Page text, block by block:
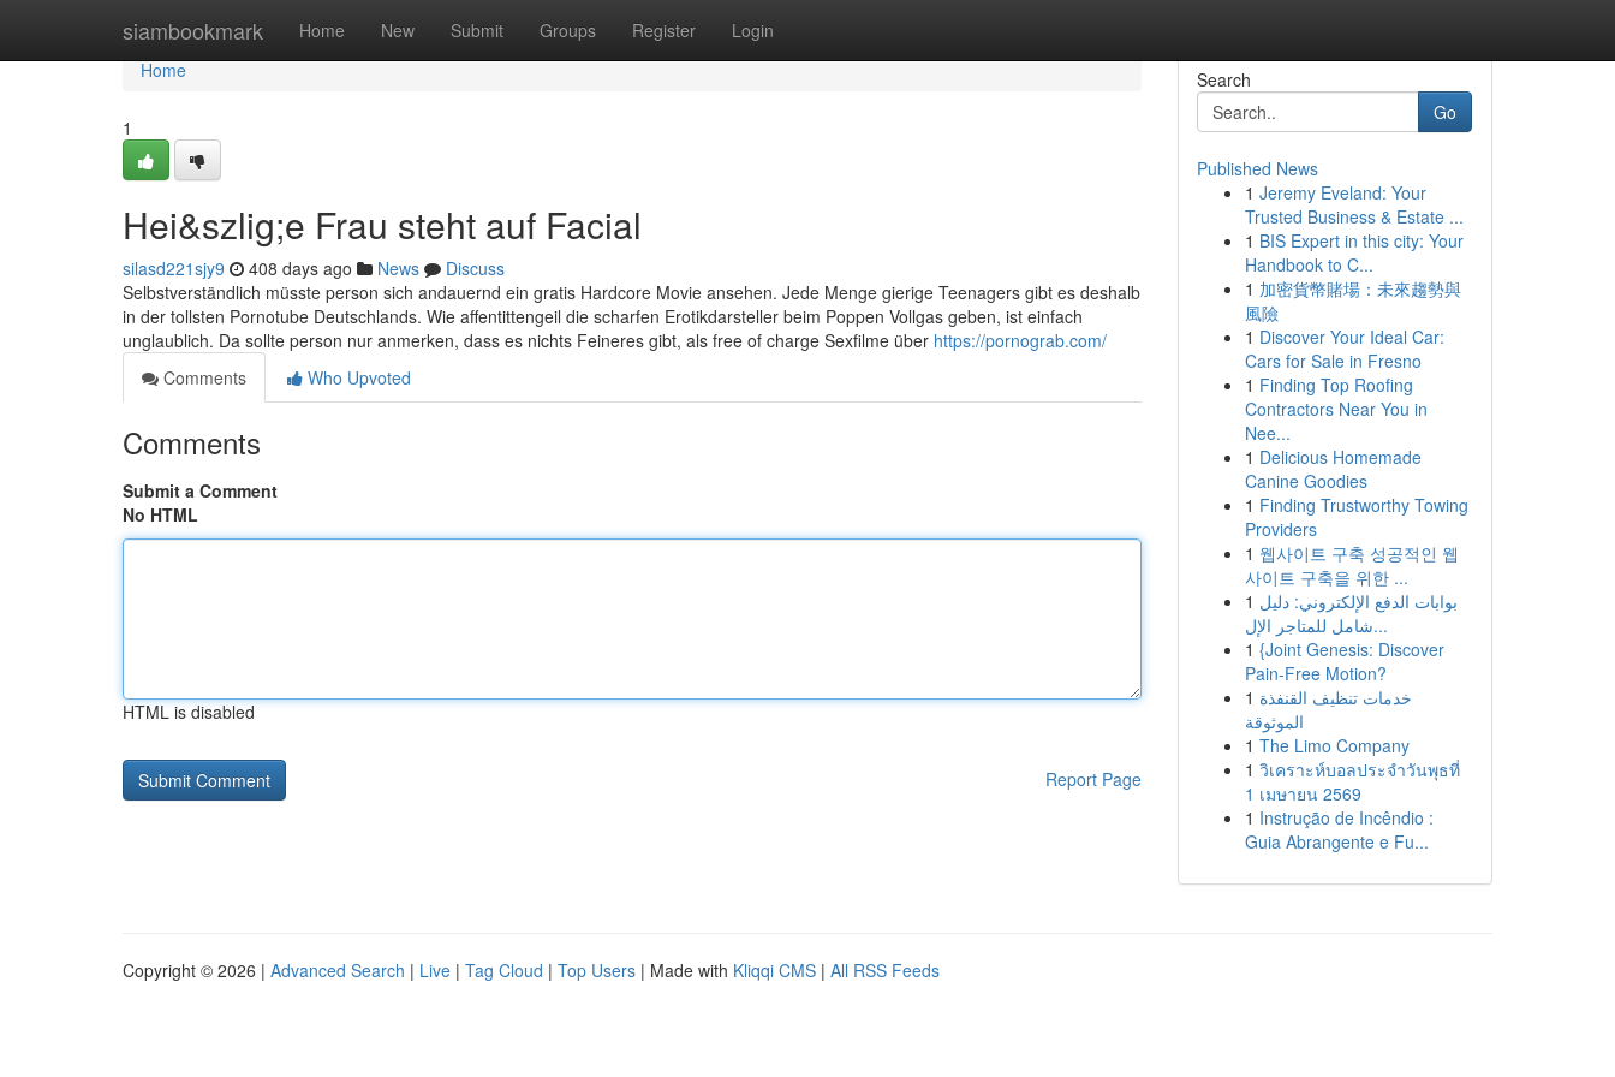
siambookmark Home New Submit Groups Register Login
Home
Home
1
Hei&szlig;e Frau steht auf Facial
silasd221sjy9 408 days ago News
Discuss
Selbstverständlich müsste person sich andauernd ein gratis Hardcore Movie ansehen. Jede Menge gierige Teenagers gibt es deshalb
in der tollsten Pornotube Deutschlands. Wie affentittengeil die scharfen Erotikdarsteller beim Poppen Vollgas geben, ist einfach
unglaublich. Da sollte person nur anmerken, dass es nichts Feineres gibt, als free of charge Sexfilme über https://pornograb.com/
Comments
Who Upvoted
Comments
Submit a Comment
No HTML
HTML is disabled
Report Page
Search
Go
Published News
1 Jeremy Eveland: Your
Trusted Business & Estate ...
1 BIS Expert in this city: Your
Handbook to C...
1 加密貨幣賭場：未來趨勢與
風險
1 Discover Your Ideal Car:
Cars for Sale in Fresno
1 Finding Top Roofing
Contractors Near You in
Nee...
1 Delicious Homemade
Canine Goodies
1 Finding Trustworthy Towing
Providers
1 웹사이트 구축 성공적인 웹
사이트 구축을 위한 ...
1 بوابات الدفع الإلكتروني: دليل
شامل للمتاجر الإل...
1 {Joint Genesis: Discover
Pain-Free Motion?
1 خدمات تنظيف القنفذة
الموثوقة
1 The Limo Company
1 วิเคราะห์บอลประจำวันพุธที่
1 เมษายน 2569
1 Instrução de Incêndio :
Guia Abrangente e Fu...
Copyright © 2026 | Advanced Search | Live | Tag Cloud | Top Users | Made with Kliqqi CMS | All RSS Feeds